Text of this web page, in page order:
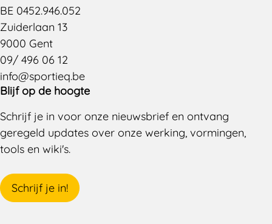
BE 0452.946.052
Zuiderlaan 13
9000 Gent
09/ 496 06 12
info@sportieq.be
Blijf op de hoogte
Schrijf je in voor onze nieuwsbrief en ontvang
geregeld updates over onze werking, vormingen,
tools en wiki's.
Schrijf je in!